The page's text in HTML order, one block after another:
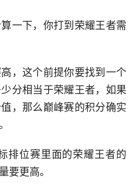
一下，你打到荣耀王者需
，这个前提你要找到一个
分相当于荣耀王者，如果
，那么巅峰赛的积分确实
排位赛里面的荣耀王者的
要更高。